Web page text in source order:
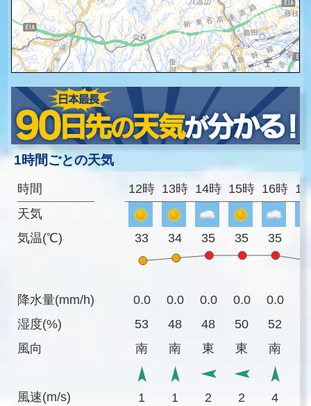
1時間ごとの天気
時間
天気
気温(℃)
降水量(mm/h)
湿度(%)
風向
風速(m/s)
12時 13時 14時 15時 16時
33 34 35 35 35
0.0 0.0 0.0 0.0 0.0
53
48 48 50 52
南
南 東 東 南
1 1 2 2 4